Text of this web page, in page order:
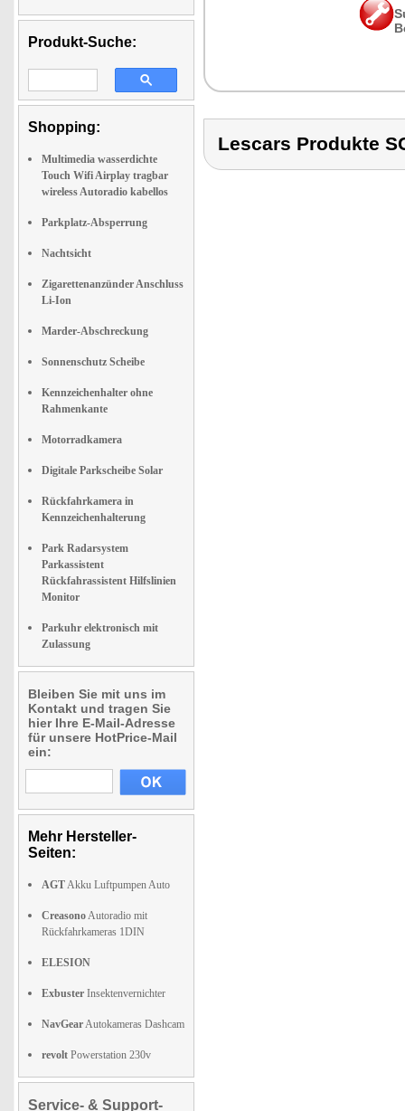
Produkt-Suche:
Shopping:
Multimedia wasserdichte
Touch Wifi Airplay tragbar
wireless Autoradio kabellos
Parkplatz-Absperrung
Nachtsicht
Zigarettenanzünder Anschluss
Li-Ion
Marder-Abschreckung
Sonnenschutz Scheibe
Kennzeichenhalter ohne
Rahmenkante
Motorradkamera
Digitale Parkscheibe Solar
Rückfahrkamera in
Kennzeichenhalterung
Park Radarsystem
Parkassistent
Rückfahrassistent Hilfslinien
Monitor
Parkuhr elektronisch mit
Zulassung
Bleiben Sie mit uns im
Kontakt und tragen Sie
hier Ihre E-Mail-Adresse
für unsere HotPrice-Mail
ein:
Mehr Hersteller-
Seiten:
AGTAkku Luftpumpen Auto
CreasonoAutoradio mit
Rückfahrkameras 1DIN
ELESION
Exbuster Insektenvernichter
NavGearAutokameras Dashcam
revolt Powerstation 230v
Service- & Support-
Lescars Produkte